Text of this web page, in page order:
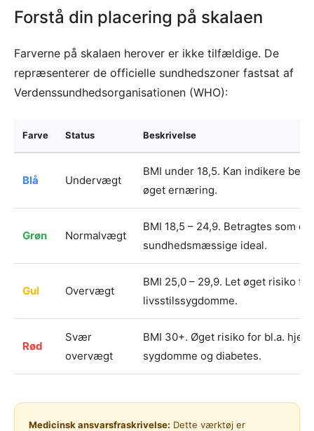
Forstå din placering på skalaen
Farverne på skalaen herover er ikke tilfældige. De
repræsenterer de officielle sundhedszoner fastsat af
Verdenssundhedsorganisationen (WHO):
Farve Status Beskrivelse
Blå Undervægt
BMI under 18,5. Kan indikere
øget ernæring.
Grøn Normalvægt
BMI 18,5 – 24,9. Betragtes som det
sundhedsmæssige ideal.
Gul Overvægt
BMI 25,0 – 29,9. Let øget risiko for
livsstilssygdomme.
Rød
Svær
overvægt
BMI 30+. Øget risiko for bl.a.
sygdomme og diabetes.
Medicinsk ansvarsfraskrivelse: Dette værktøj er